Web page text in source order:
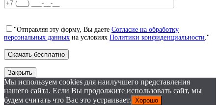
"Отправляя эту форму, Вы даете Согласие на обработку
персональных данных на условиях Политики конфиденциальности."
Закрыть
Мы используем cookies для наилучшего представления
нашего сайта. Если Вы продолжите использовать сайт, мы
будем считать что Вас это устраивает. Хорошо